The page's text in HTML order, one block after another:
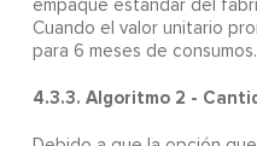
empaque estándar del
Cuando el valor unitario
para 6 meses de consumos.
4.3.3. Algoritmo 2 -